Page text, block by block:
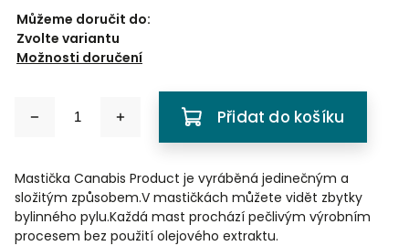
Můžeme doručit do:
Zvolte variantu
Možnosti doručení
Přidat do košíku
Mastička Canabis Product je vyráběná jedinečným a
složitým způsobem.V mastičkách můžete vidět zbytky
bylinného pylu.Každá mast prochází pečlivým výrobním
procesem bez použití olejového extraktu.